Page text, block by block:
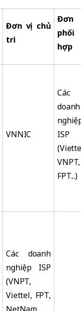
Đơn vị chủ
trì
Đơn
phối
hợp
VNNIC
Các
doanh
ISP
VNPT,
FPT...)
Các doanh
nghiệp ISP
(VNPT,
Viettel, FPT,